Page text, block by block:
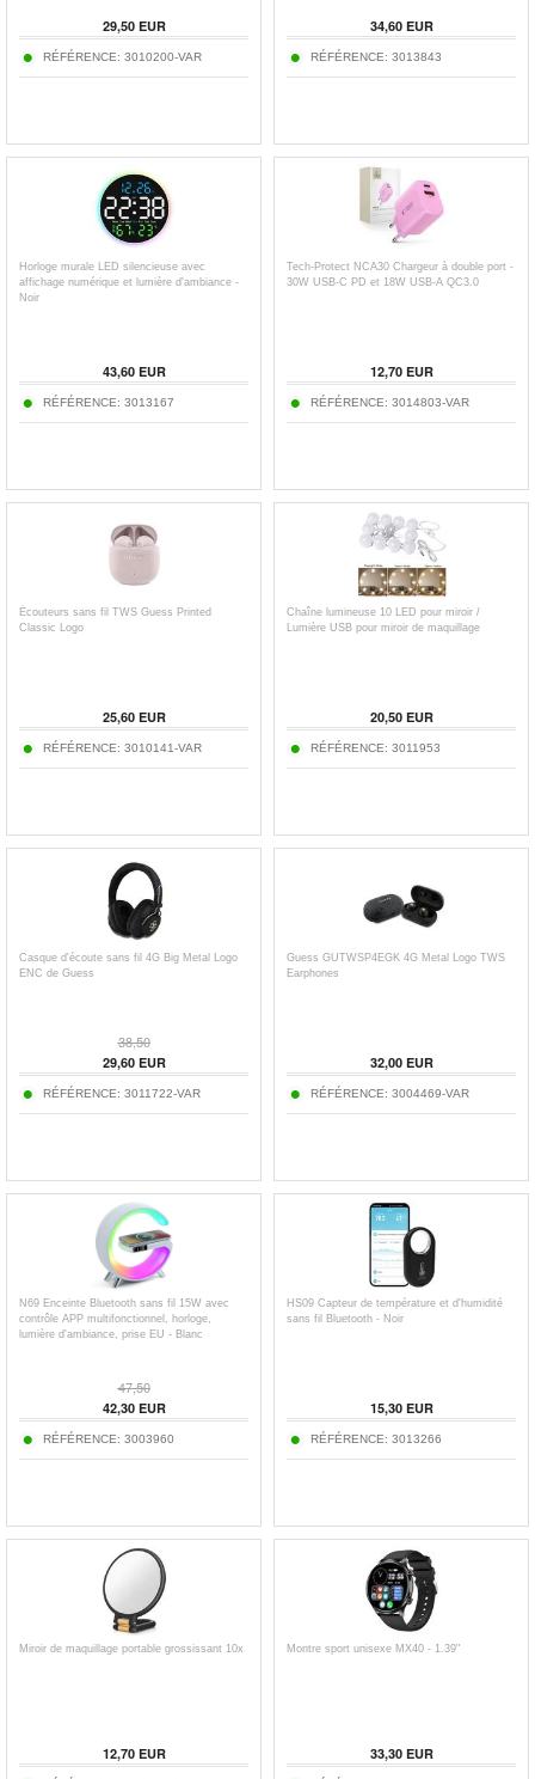
29,50EUR
RÉFÉRENCE: 3010200-VAR
34,60EUR
RÉFÉRENCE: 3013843
Horloge murale LED silencieuse avec
affichage numérique et lumière d'ambiance -
Noir
43,60EUR
RÉFÉRENCE: 3013167
Tech-Protect NCA30 Chargeur à double port -
30W USB-C PD et 18W USB-A QC3.0
12,70EUR
RÉFÉRENCE: 3014803-VAR
Écouteurs sans fil TWS Guess Printed
Classic Logo
25,60EUR
RÉFÉRENCE: 3010141-VAR
Chaîne lumineuse 10 LED pour miroir /
Lumière USB pour miroir de maquillage
20,50EUR
RÉFÉRENCE: 3011953
Casque d'écoute sans fil 4G Big Metal Logo
ENC de Guess
38,50
29,60EUR
RÉFÉRENCE: 3011722-VAR
Guess GUTWSP4EGK 4G Metal Logo TWS
Earphones
32,00EUR
RÉFÉRENCE: 3004469-VAR
N69 Enceinte Bluetooth sans fil 15W avec
contrôle APP multifonctionnel, horloge,
lumière d'ambiance, prise EU - Blanc
47,50
42,30EUR
RÉFÉRENCE: 3003960
HS09 Capteur de température et d'humidité
sans fil Bluetooth - Noir
15,30EUR
RÉFÉRENCE: 3013266
Miroir de maquillage portable grossissant 10x
12,70EUR
Montre sport unisexe MX40 - 1.39"
33,30EUR